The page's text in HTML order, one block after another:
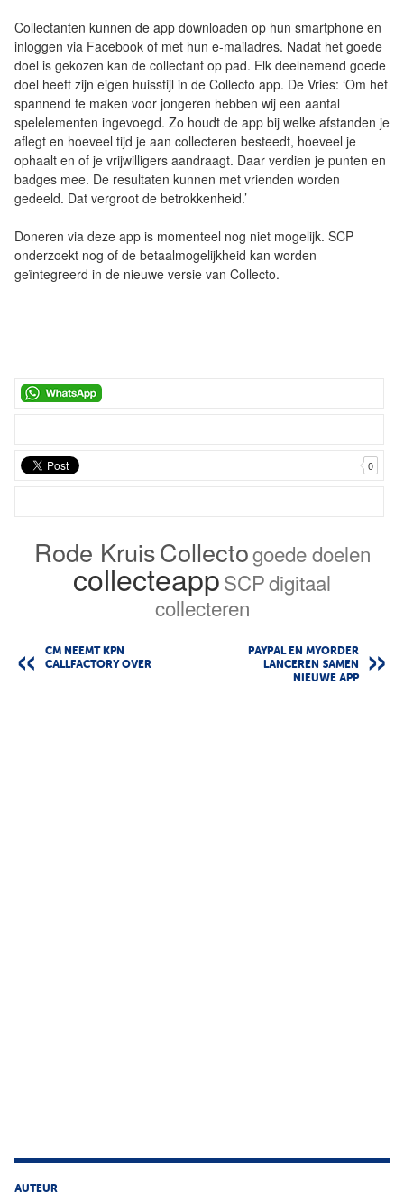
Collectanten kunnen de app downloaden op hun smartphone en
inloggen via Facebook of met hun e-mailadres. Nadat het goede
doel is gekozen kan de collectant op pad. Elk deelnemend goede
doel heeft zijn eigen huisstijl in de Collecto app. De Vries: ‘Om het
spannend te maken voor jongeren hebben wij een aantal
spelelementen ingevoegd. Zo houdt de app bij welke afstanden je
aflegt en hoeveel tijd je aan collecteren besteedt, hoeveel je
ophaalt en of je vrijwilligers aandraagt. Daar verdien je punten en
badges mee. De resultaten kunnen met vrienden worden
gedeeld. Dat vergroot de betrokkenheid.’
Doneren via deze app is momenteel nog niet mogelijk. SCP
onderzoekt nog of de betaalmogelijkheid kan worden
geïntegreerd in de nieuwe versie van Collecto.
0
Rode KruisCollectogoede doelen
collecteappSCPdigitaal
collecteren
CM NEEMT KPN
CALLFACTORY OVER
PAYPAL EN MYORDER
LANCEREN SAMEN
NIEUWE APP
AUTEUR